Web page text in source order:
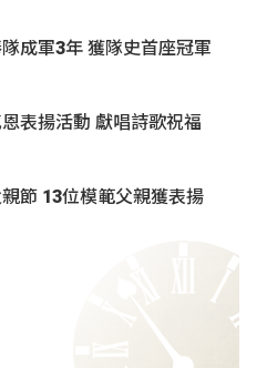
成軍3年 獲隊史首座冠軍
表揚活動 獻唱詩歌祝福
節 13位模範父親獲表揚